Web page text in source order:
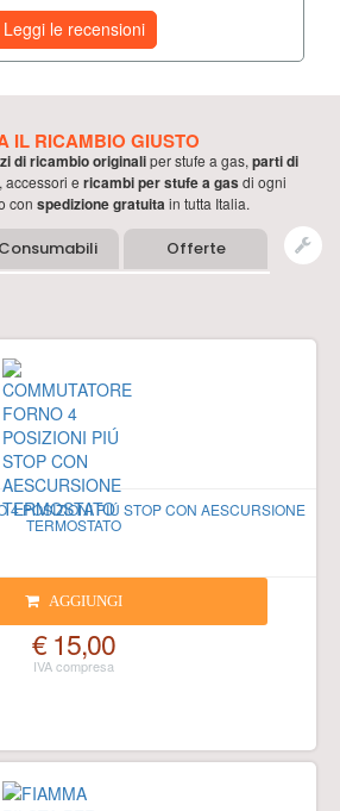
Leggi le recensioni
IL RICAMBIO GIUSTO
di ricambio originaliperstufe a gas, parti di
accessori e ricambi perstufe a gas di ogni
con spedizione gratuitain tutta Italia.
Consumabili Offerte
4 POSIZIONI PIÚ STOP CON AESCURSIONE
TERMOSTATO
AGGIUNGI
€ 15,00